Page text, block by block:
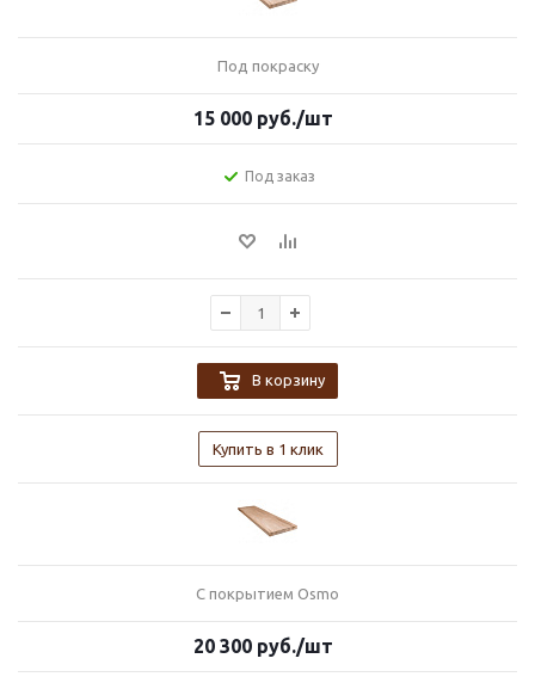
Под покраску
15 000 руб./шт
Под заказ
В корзину
Купить в 1 клик
С покрытием Osmo
20 300 руб./шт